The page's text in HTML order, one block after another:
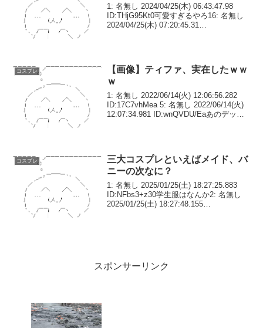
1: 名無し 2024/04/25(木) 06:43:47.98
ID:THjG95Kt0可愛すぎるやろ16: 名無し
2024/04/25(木) 07:20:45.31
コスプレ
【画像】ティファ、実在したｗｗ
ｗ
1: 名無し 2022/06/14(火) 12:06:56.282
ID:17C7vhMea 5: 名無し 2022/06/14(火)
12:07:34.981 ID:wnQVDU/Eaあのデップ
コスプレ
三大コスプレといえばメイド、バ
ニーの次なに？
1: 名無し 2025/01/25(土) 18:27:25.883
ID:NFbs3+z30学生服はなんか2: 名無し
2025/01/25(土) 18:27:48.155
スポンサーリンク